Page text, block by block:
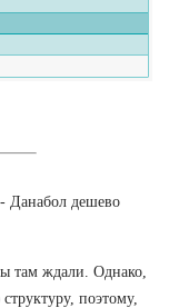
Данабол дешево
там ждали. Однако,
поэтому,